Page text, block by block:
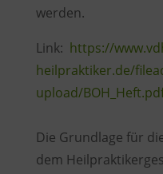
werden.
Link: https://
heilpraktiker.de/
upload/
Die Grundlage für
dem